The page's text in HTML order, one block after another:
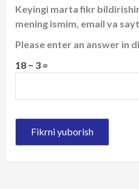
Keyingi marta fikr
mening ismim, email va
Please enter an answer in
18 − 3 =